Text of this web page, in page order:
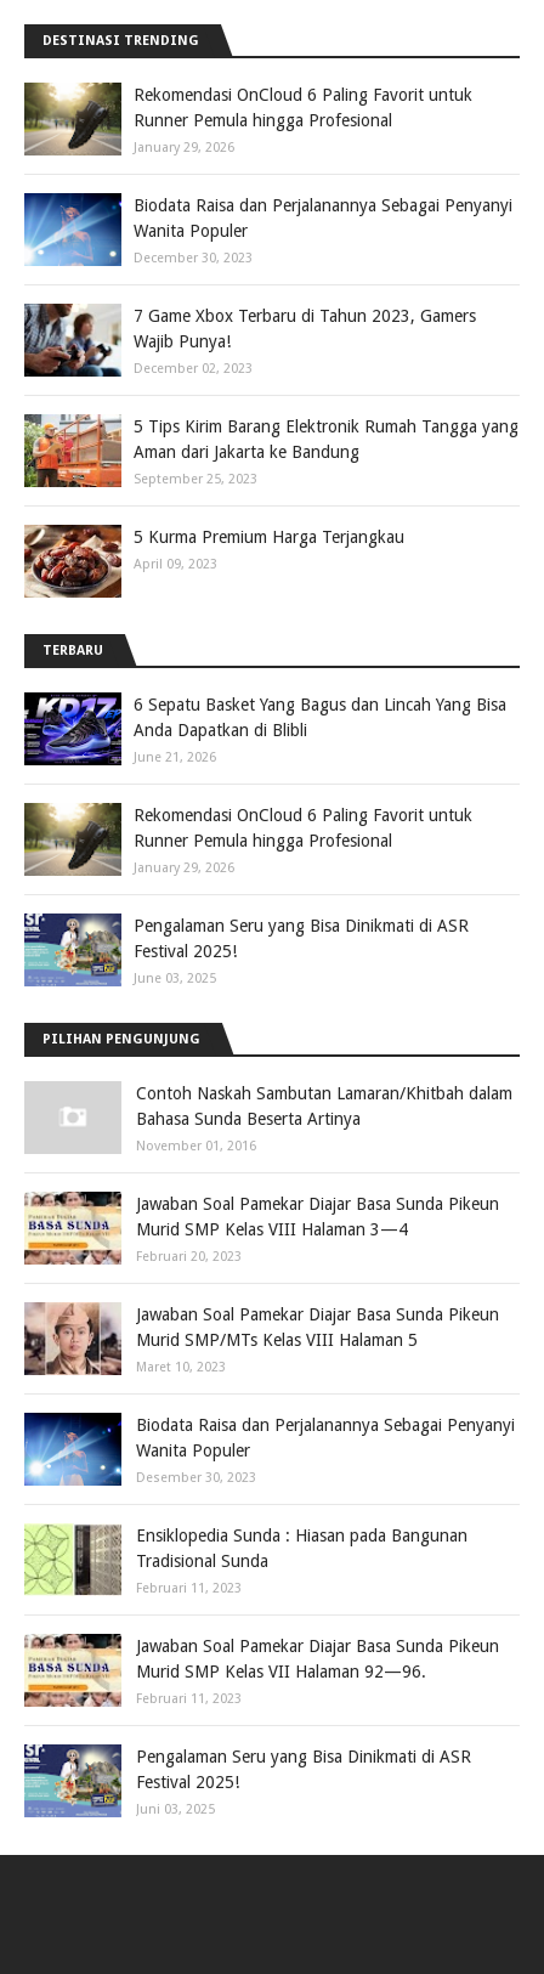
DESTINASI TRENDING
Rekomendasi OnCloud 6 Paling Favorit untuk
Runner Pemula hingga Profesional
January 29, 2026
Biodata Raisa dan Perjalanannya Sebagai Penyanyi
Wanita Populer
December 30, 2023
7 Game Xbox Terbaru di Tahun 2023, Gamers
Wajib Punya!
December 02, 2023
5 Tips Kirim Barang Elektronik Rumah Tangga yang
Aman dari Jakarta ke Bandung
September 25, 2023
5 Kurma Premium Harga Terjangkau
April 09, 2023
TERBARU
6 Sepatu Basket Yang Bagus dan Lincah Yang Bisa
Anda Dapatkan di Blibli
June 21, 2026
Rekomendasi OnCloud 6 Paling Favorit untuk
Runner Pemula hingga Profesional
January 29, 2026
Pengalaman Seru yang Bisa Dinikmati di ASR
Festival 2025!
June 03, 2025
PILIHAN PENGUNJUNG
Contoh Naskah Sambutan Lamaran/Khitbah dalam
Bahasa Sunda Beserta Artinya
November 01, 2016
Jawaban Soal Pamekar Diajar Basa Sunda Pikeun
Murid SMP Kelas VIII Halaman 3—4
Februari 20, 2023
Jawaban Soal Pamekar Diajar Basa Sunda Pikeun
Murid SMP/MTs Kelas VIII Halaman 5
Maret 10, 2023
Biodata Raisa dan Perjalanannya Sebagai Penyanyi
Wanita Populer
Desember 30, 2023
Ensiklopedia Sunda : Hiasan pada Bangunan
Tradisional Sunda
Februari 11, 2023
Jawaban Soal Pamekar Diajar Basa Sunda Pikeun
Murid SMP Kelas VII Halaman 92—96.
Februari 11, 2023
Pengalaman Seru yang Bisa Dinikmati di ASR
Festival 2025!
Juni 03, 2025